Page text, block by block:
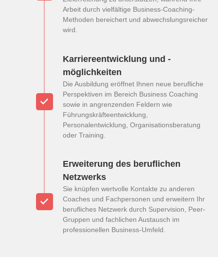
Arbeit durch vielfältige Business-Coaching-
Methoden bereichert und abwechslungsreicher
wird.
Karriereentwicklung und -
möglichkeiten
Die Ausbildung eröffnet Ihnen neue berufliche
Perspektiven im Bereich Business Coaching
sowie in angrenzenden Feldern wie
Führungskräfteentwicklung,
Personalentwicklung, Organisationsberatung
oder Training.
Erweiterung des beruflichen
Netzwerks
Sie knüpfen wertvolle Kontakte zu anderen
Coaches und Fachpersonen und erweitern Ihr
berufliches Netzwerk durch Supervision, Peer-
Gruppen und fachlichen Austausch im
professionellen Business-Umfeld.